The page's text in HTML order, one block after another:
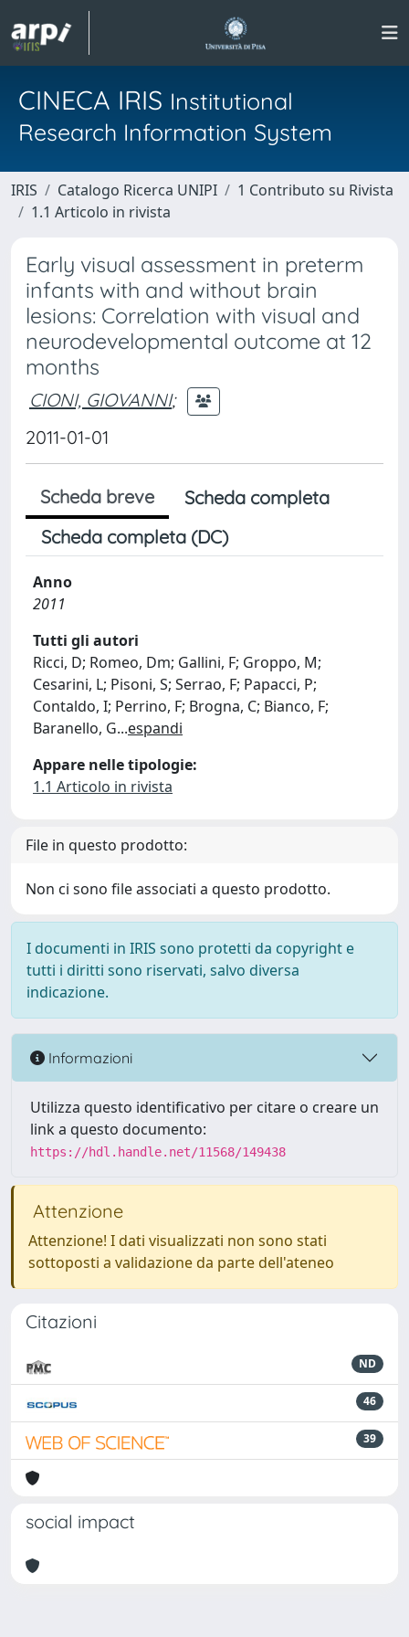
CINECA IRIS Institutional
Research Information System
IRIS Catalogo Ricerca UNIPI
1 Contributo su Rivista
1.1 Articolo in rivista
Early visual assessment in preterm
infants with and without brain
lesions: Correlation with visual and
neurodevelopmental outcome at 12
months
CIONI, GIOVANNI;
2011-01-01
Scheda breve
Scheda completa
Scheda completa (DC)
Anno
2011
Tutti gli autori
Ricci, D; Romeo, Dm; Gallini, F; Groppo, M;
Cesarini, L; Pisoni, S; Serrao, F; Papacci, P;
Contaldo, I; Perrino, F; Brogna, C; Bianco, F;
Baranello, G...espandi
Appare nelle tipologie:
1.1 Articolo in rivista
File in questo prodotto:
Non ci sono file associati a questo prodotto.
I documenti in IRIS sono protetti da copyright e
tutti i diritti sono riservati, salvo diversa
indicazione.
Informazioni
Utilizza questo identificativo per citare o creare un
link a questo documento:
https://hdl.handle.net/11568/149438
Attenzione
Attenzione! I dati visualizzati non sono stati
sottoposti a validazione da parte dell'ateneo
Citazioni
ND
46
39
social impact